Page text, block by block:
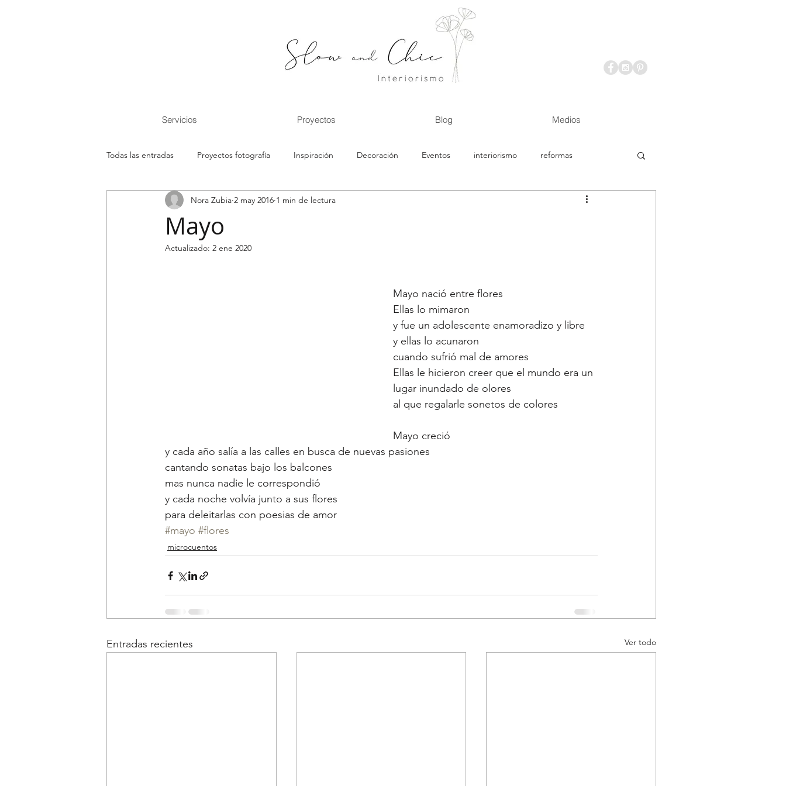
Servicios Proyectos Blog Medios
Todas las entradas Proyectos fotografía Inspiración Decoración Eventos interiorismo reformas
ideas decoración microcuentos
Mayo
Nora Zubia 2 may 2016 1 min de lectura
Actualizado: 2 ene 2020
Mayo nació entre flores
Ellas lo mimaron
y fue un adolescente enamoradizo y libre
y ellas lo acunaron
cuando sufrió mal de amores
Ellas le hicieron creer que el mundo era un
lugar inundado de olores
al que regalarle sonetos de colores
Mayo creció
y cada año salía a las calles en busca de nuevas pasiones
cantando sonatas bajo los balcones
mas nunca nadie le correspondió
y cada noche volvía junto a sus flores
para deleitarlas con poesias de amor
#mayo #flores
microcuentos
Entradas recientes Ver todo